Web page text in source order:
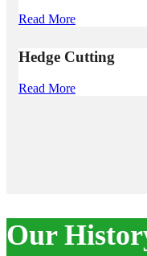
Read More
Hedge Cutting
Read More
Our